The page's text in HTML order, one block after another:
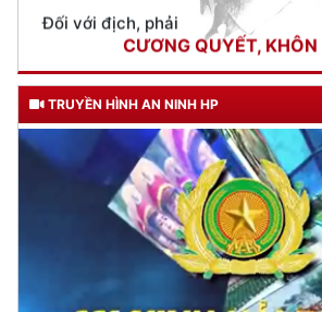
Trích thư Chủ tịch Hồ Chí
gửi Công an Khu XII,
ngày 11 tháng 3 năm
TRUYỀN HÌNH AN NINH HP